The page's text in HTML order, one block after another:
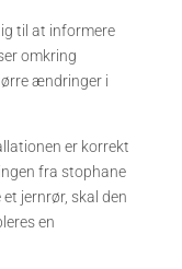
til at informere
omkring
ændringer i
er korrekt
fra stophane
jernrør, skal den
en